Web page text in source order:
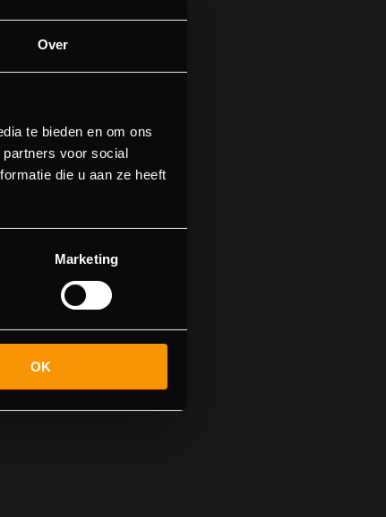
Over
te bieden en om ons
voor social
die u aan ze heeft
Marketing
OK